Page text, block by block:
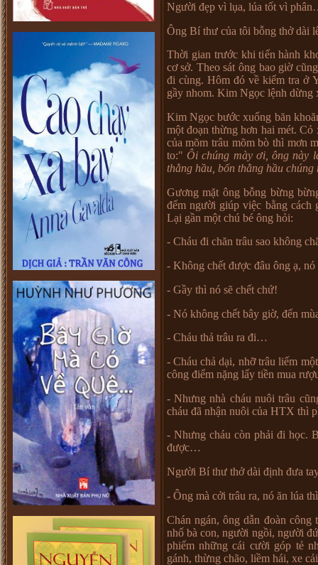
Người đẹp vì lụa, lúa tốt vì phân
Ông Bí thưcủa tôi bỗng thởdài
Thời gian trước khi tiến hành
cơsở. Theo sát ông bao giờ
đi cùng. Hôm đó về kiểm traở
gầy nhom. Kim Ngọc lệnh dừng
Kim Ngọc bước xuống băn
một đoạn thừng hơn hai mét. Cỏ
của mõm trâu mõm bò thì mơn
to:" Ôi chúng mày ơi, ông này l
thằng hầu, bốn thằng hầu chúng
Gương mặt ông bỗng bừng bừ
đếm người giúp việc bằng cách
Lại gần một chú bé ông hỏi:
- Cháu đi chăn trâu sao không
- Không chết được đâu ông ạ, nó
- Gầy thì nó sẽchết chứ!
- Nó không chết bây giờ, đến
- Cháu thả trâu ra đi…
- Cháu chả dại, nhỡtrâu liếm mộ
công điểm nặng lấy tiền mua rượ
- Nhưng nhà cháu nuôi trâu
cháu đã nhận nuôi của HTX thì
- Nhưng cháu còn phải đi học.
được…
Người Bí thưthởdài định đưa
- Ông mà cởi trâu ra, nó ăn lúa
Chán ngán, ông dẫn đoàn công
nhốbà con, người ngồi, người đ
phiếm những cái cười góp tẻ
gánh, thừng chão, liềm hái, xe cả